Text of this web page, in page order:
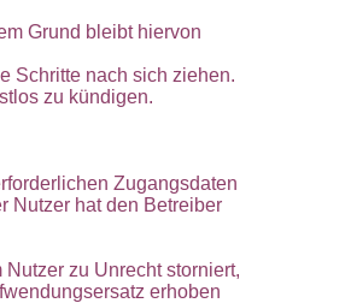
Grund bleibt hiervon
Schritte nach sich ziehen.
zu kündigen.
Zugangsdaten
Nutzer hat den Betreiber
zu Unrecht storniert,
erhoben